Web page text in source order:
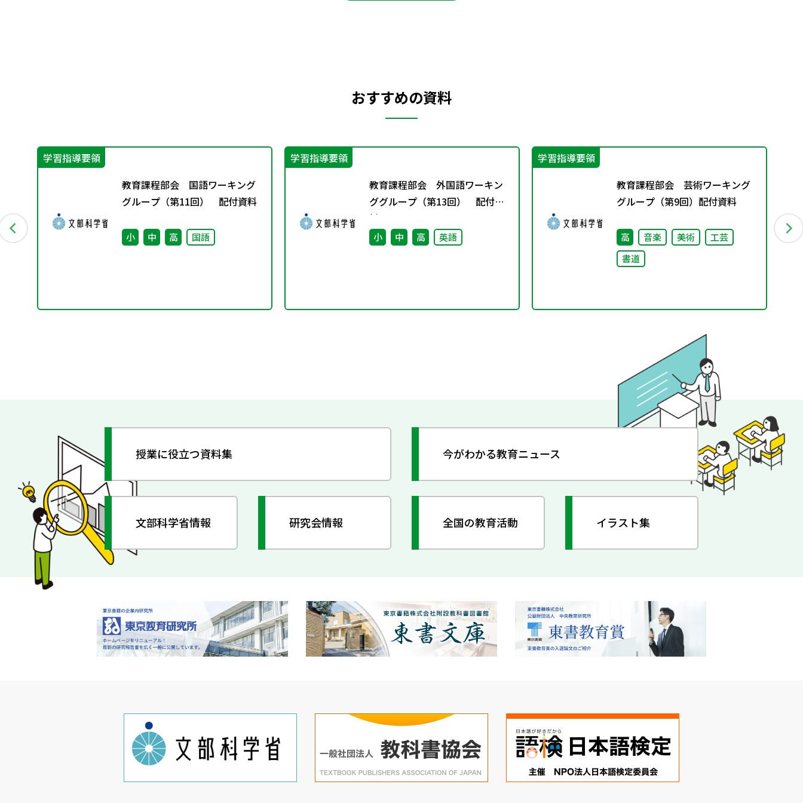
おすすめの資料
学習指導要領
教育課程部会 国語ワーキング
グループ（第11回） 配付資料
小 中 高 国語
学習指導要領
教育課程部会 外国語ワーキン
ググループ（第13回） 配付資
料
小 中 高 英語
学習指導要領
教育課程部会 芸術ワーキング
グループ（第9回）配付資料
高 音楽 美術
工芸
書道
授業に役立つ資料集 今がわかる教育ニュース
文部科学省情報 研究会情報 全国の教育活動 イラスト集